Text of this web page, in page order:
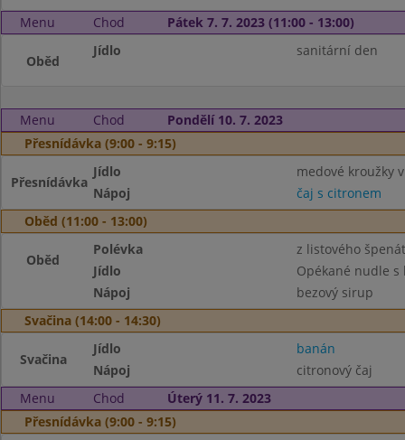
Menu Chod Pátek 7. 7. 2023 (11:00 - 13:00)
Oběd
Jídlo sanitární den
Menu Chod
Pondělí 10. 7. 2023
Přesnídávka (9:00 - 9:15)
Přesnídávka
Jídlo
medové kroužky
Nápoj
čaj s citronem
Oběd (11:00 - 13:00)
Oběd
Polévka
z listového
Jídlo
Opékané nudle
Nápoj
bezový sirup
Svačina (14:00 - 14:30)
Svačina
Jídlo
banán
Nápoj
citronový čaj
Menu
Chod
Úterý 11. 7. 2023
Přesnídávka (9:00 - 9:15)